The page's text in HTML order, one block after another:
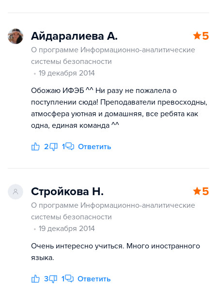
Айдаралиева А. 5
О программе Информационно-аналитические
системы безопасности
19 декабря 2014
Обожаю ИФЭБ ^^ Ни разу не пожалела о
поступлении сюда! Преподаватели превосходны,
атмосфера уютная и домашняя, все ребята как
одна, единая команда ^^
2 1 Ответить
Стройкова Н. 5
О программе Информационно-аналитические
системы безопасности
19 декабря 2014
Очень интересно учиться. Много иностранного
языка.
3 1 Ответить